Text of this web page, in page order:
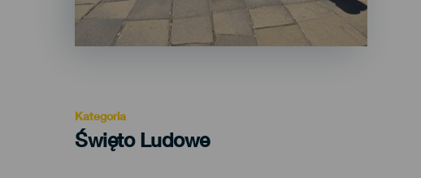
Kategoria
Categoría
Święto Ludowe